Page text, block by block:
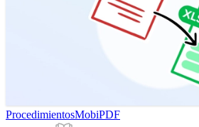
ProcedimientosMobiPDF